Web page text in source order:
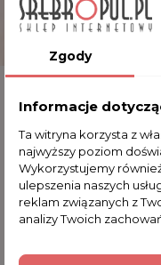
Zgody
Informacje
Ta witryna korzysta z
najwyższy poziom
Wykorzystujemy
ulepszenia naszych
reklam związanych z
analizy Twoich